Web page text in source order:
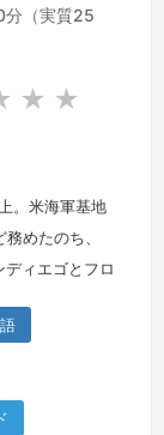
本
分（実質25
★ ★
。米海軍基地
めたのち、
ィエゴとフロ
た。日本に戻
通訳及び営業
で、ビジネス
必要な会話も